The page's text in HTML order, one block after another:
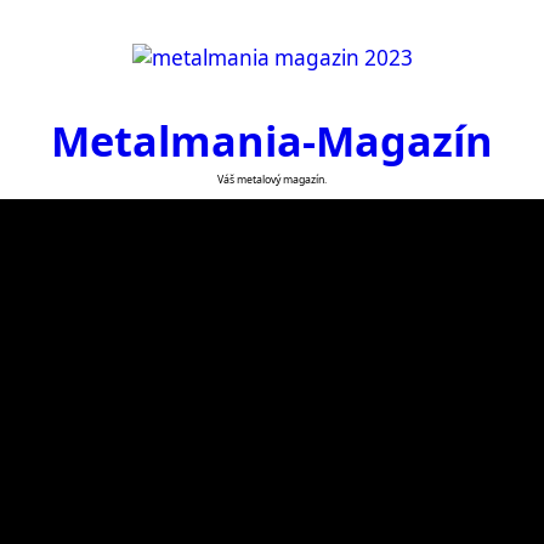
Metalmania-Magazín
Váš metalový magazín.